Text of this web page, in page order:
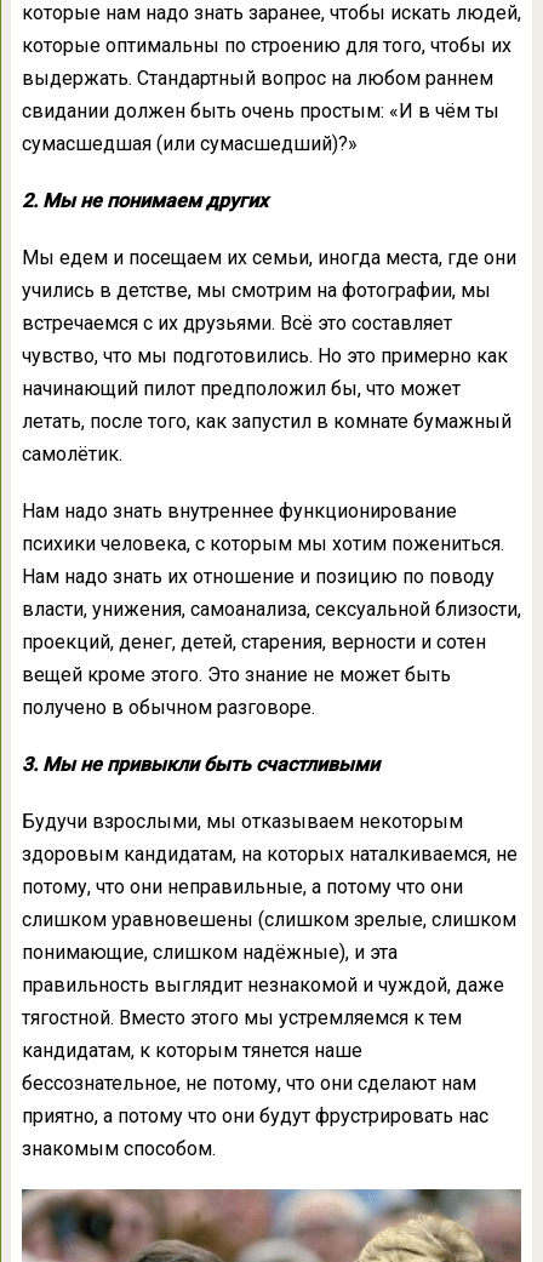
которые нам надо знать заранее, чтобы искать людей,
которые оптимальны по строению для того, чтобы их
выдержать. Стандартный вопрос на любом раннем
свидании должен быть очень простым: «И в чём ты
сумасшедшая (или сумасшедший)?»
2. Мы не понимаем других
Мы едем и посещаем их семьи, иногда места, где они
учились в детстве, мы смотрим на фотографии, мы
встречаемся с их друзьями. Всё это составляет
чувство, что мы подготовились. Но это примерно как
начинающий пилот предположил бы, что может
летать, после того, как запустил в комнате бумажный
самолётик.
Нам надо знать внутреннее функционирование
психики человека, с которым мы хотим пожениться.
Нам надо знать их отношение и позицию по поводу
власти, унижения, самоанализа, сексуальной близости,
проекций, денег, детей, старения, верности и сотен
вещей кроме этого. Это знание не может быть
получено в обычном разговоре.
3. Мы не привыкли быть счастливыми
Будучи взрослыми, мы отказываем некоторым
здоровым кандидатам, на которых наталкиваемся, не
потому, что они неправильные, а потому что они
слишком уравновешены (слишком зрелые, слишком
понимающие, слишком надёжные), и эта
правильность выглядит незнакомой и чуждой, даже
тягостной. Вместо этого мы устремляемся к тем
кандидатам, к которым тянется наше
бессознательное, не потому, что они сделают нам
приятно, а потому что они будут фрустрировать нас
знакомым способом.